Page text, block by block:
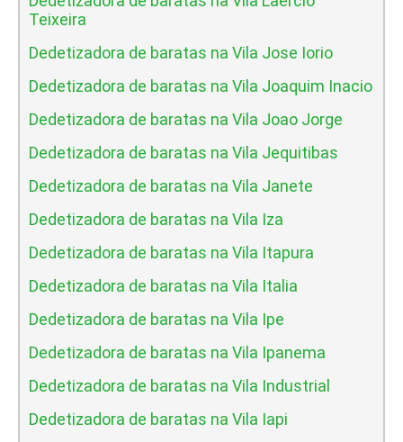
Teixeira
Dedetizadora de baratas na Vila Jose Iorio
Dedetizadora de baratas na Vila Joaquim Inacio
Dedetizadora de baratas na Vila Joao Jorge
Dedetizadora de baratas na Vila Jequitibas
Dedetizadora de baratas na Vila Janete
Dedetizadora de baratas na Vila Iza
Dedetizadora de baratas na Vila Itapura
Dedetizadora de baratas na Vila Italia
Dedetizadora de baratas na Vila Ipe
Dedetizadora de baratas na Vila Ipanema
Dedetizadora de baratas na Vila Industrial
Dedetizadora de baratas na Vila Iapi